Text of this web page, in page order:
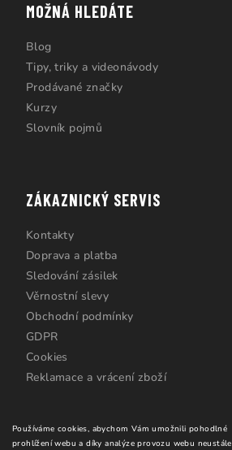
Používáme cookies, abychom Vám umožnili pohodlné
prohlížení webu a díky analýze provozu webu neustále
MOŽNÁ HLEDÁTE
Blog
Tipy, triky a videonávody
Prodávané značky
Kurzy
Slovník pojmů
ZÁKAZNICKÝ SERVIS
Kontakty
Doprava a platba
Sledování zásilek
Věrnostní slevy
Obchodní podmínky
GDPR
Cookies
Reklamace a vrácení zboží